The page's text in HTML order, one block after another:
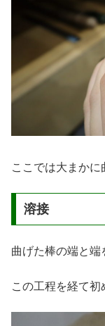
ここでは大まかに
溶接
曲げた棒の端と端
この工程を経て初